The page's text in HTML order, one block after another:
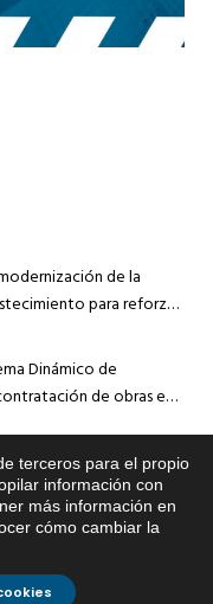
de la
para reforzar
Dinámico de
de obras en
de una nueva arteria de
agua no potable en
Quemadas- 1ª Sem
terceros para el propio
información con
más información en
cómo cambiar la
cualquier duda sobre
haga click abajo.